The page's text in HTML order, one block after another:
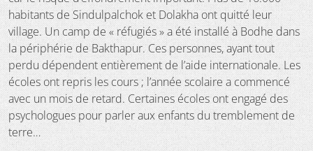
habitants de Sindulpalchok et Dolakha ont quitté leur
village. Un camp de « réfugiés » a été installé à Bodhe dans
la périphérie de Bakthapur. Ces personnes, ayant tout
perdu dépendent entièrement de l’aide internationale. Les
écoles ont repris les cours ; l’année scolaire a commencé
avec un mois de retard. Certaines écoles ont engagé des
psychologues pour parler aux enfants du tremblement de
terre…